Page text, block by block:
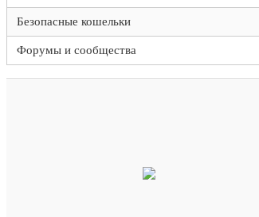
Безопасные кошельки
Форумы и сообщества